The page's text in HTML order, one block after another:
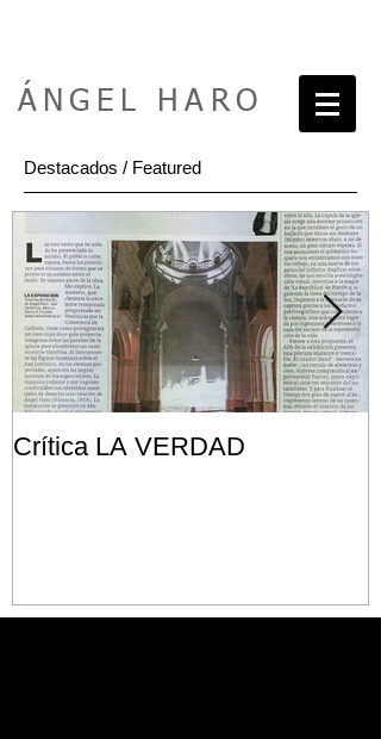
ÁNGEL HARO
Destacados / Featured
Crítica LA VERDAD